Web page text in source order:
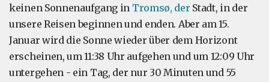
keinen Sonnenaufgang in Tromsø, der Stadt, in der
unsere Reisen beginnen und enden. Aber am 15.
Januar wird die Sonne wieder über dem Horizont
erscheinen, um 11:38 Uhr aufgehen und um 12:09 Uhr
untergehen - ein Tag, der nur 30 Minuten und 55